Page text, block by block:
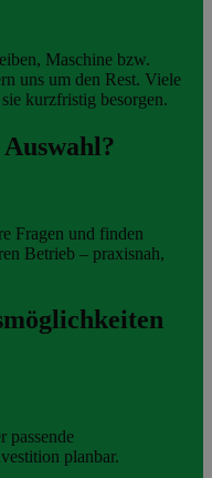
Maschine bzw.
uns um den Rest. Viele
kurzfristig besorgen.
Fragen und finden
Betrieb – praxisnah,
passende
planbar.